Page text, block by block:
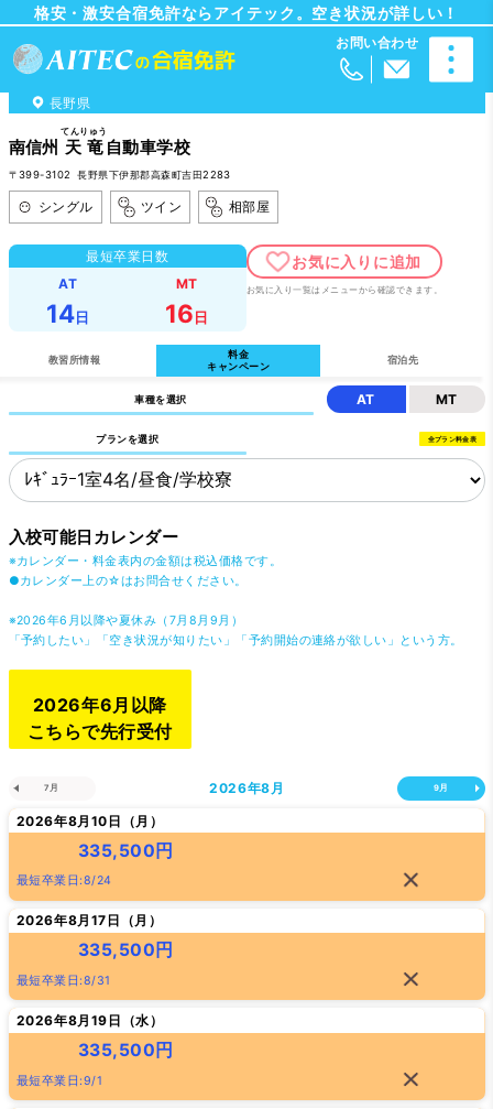
格安・激安合宿免許ならアイテック。空き状況が詳しい！
長野県
南信州 天竜
てんりゅう
自動車学校
〒399-3102 長野県下伊那郡高森町吉田2283
シングル ツイン 相部屋
最短卒業日数
AT
14日
MT
16日
お気に入り一覧はメニューから確認できます。
教習所情報
料金
キャンペーン
宿泊先
車種を選択 AT MT
プランを選択 全プラン料金表
入校可能日カレンダー
※カレンダー・料金表内の金額は税込価格です。
●カレンダー上の☆はお問合せください。
※2026年6月以降や夏休み（7月8月9月）
「予約したい」「空き状況が知りたい」「予約開始の連絡が欲しい」という方。
2026年6月以降
こちらで先行受付
7月 2026年8月 9月
2026年8月10日（ 月 ）
335,500円
最短卒業日:8/24
2026年8月17日（月 ）
335,500円
最短卒業日:8/31
2026年8月19日（水 ）
335,500円
最短卒業日:9/1